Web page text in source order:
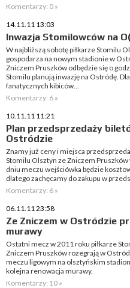
Komentarzy: 0 »
14.11.11 13:03
Inwazja Stomilowców na
W najbliższą sobotę piłkarze Stomilu
gospodarza na nowym stadionie w
Zniczem Pruszków odbędzie się o
Stomilu planują inwazję na Ostródę.
fanatycznych kibiców...
Komentarzy: 6 »
10.11.11 11:21
Plan przedsprzedaży
Ostródzie
Znamy już ceny i miejsca
Stomilu Olsztyn ze Zniczem
dniu meczu wejściówka będzie
dlatego zachęcamy do zakupu w
Komentarzy: 6 »
06.11.11 23:58
Ze Zniczem w Ostródzie
murawy
Ostatni mecz w 2011 roku piłkarze
Zniczem Pruszków rozegrają w
meczu ligowym na olsztyńskim
kolejna renowacja murawy.
Komentarzy: 10 »